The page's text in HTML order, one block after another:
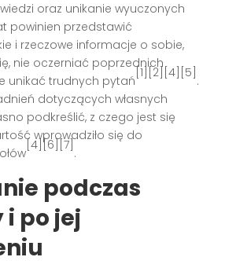
oraz unikanie wyuczonych
powinien przedstawić
i rzeczowe informacje o sobie,
nie oczerniać poprzednich
unikać trudnych pytań
[1][2][4][5]
.
dotyczących własnych
podkreślić, z czego jest się
wprowadziło się do
[4][6][7]
.
podczas
i po jej